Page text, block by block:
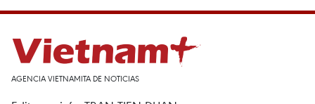
AGENCIA VIETNAMITA DE NOTICIAS